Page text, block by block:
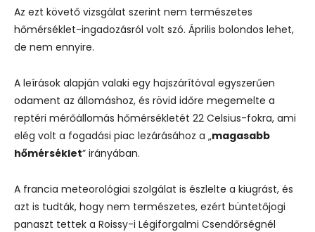
Az ezt követő vizsgálat szerint nem természetes
hőmérséklet-ingadozásról volt szó. Április bolondos lehet,
de nem ennyire.
A leírások alapján valaki egy hajszárítóval egyszerűen
odament az állomáshoz, és rövid időre megemelte a
reptéri mérőállomás hőmérsékletét 22 Celsius-fokra, ami
elég volt a fogadási piac lezárásához a „magasabb
hőmérséklet” irányában.
A francia meteorológiai szolgálat is észlelte a kiugrást, és
azt is tudták, hogy nem természetes, ezért büntetőjogi
panaszt tettek a Roissy-i Légiforgalmi Csendőrségnél